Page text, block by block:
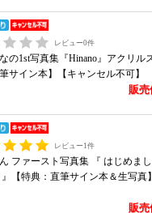
レビュー0件
の1st写真集『Hinano』アクリル
サイン本】【キャンセル不可】
販売
レビュー1件
ファースト写真集 『 はじめま
』【特典：直筆サイン本＆生写真
販売